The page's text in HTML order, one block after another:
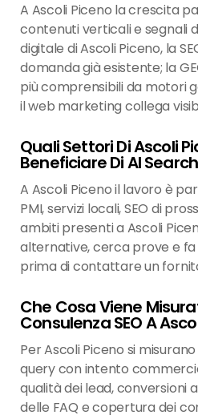
A Ascoli Piceno la crescita
contenuti verticali e segnali
digitale di Ascoli Piceno, la
domanda già esistente; la
più comprensibili da motori
il web marketing collega
Quali Settori Di Ascoli
Beneficiare Di AI
A Ascoli Piceno il lavoro è
PMI, servizi locali, SEO di
ambiti presenti a Ascoli
alternative, cerca prove e
prima di contattare un
Che Cosa Viene
Consulenza SEO A
Per Ascoli Piceno si
query con intento
qualità dei lead, conversioni
delle FAQ e copertura dei